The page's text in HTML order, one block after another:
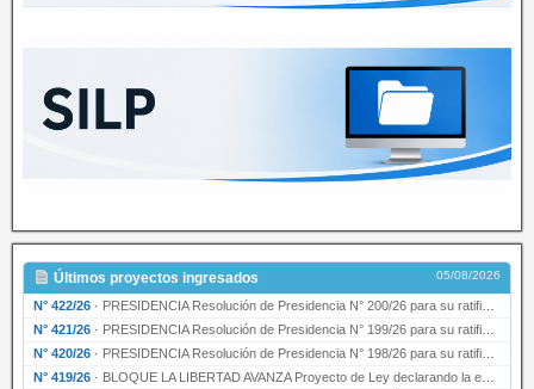
Últimos proyectos ingresados 05/08/2026
N° 422/26 · PRESIDENCIA Resolución de Presidencia N° 200/26 para su ratificación.
N° 421/26 · PRESIDENCIA Resolución de Presidencia N° 199/26 para su ratificación.
N° 420/26 · PRESIDENCIA Resolución de Presidencia N° 198/26 para su ratificación.
N° 419/26 · BLOQUE LA LIBERTAD AVANZA Proyecto de Ley declarando la esencialidad del servicio educativ…